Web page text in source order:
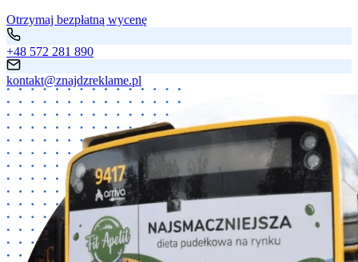
Otrzymaj bezpłatną wycenę
+48 572 281 890
kontakt@znajdzreklame.pl